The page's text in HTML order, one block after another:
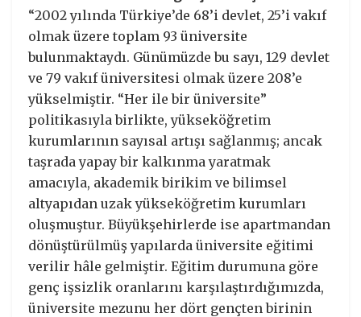
“2002 yılında Türkiye’de 68’i devlet, 25’i vakıf
olmak üzere toplam 93 üniversite
bulunmaktaydı. Günümüzde bu sayı, 129 devlet
ve 79 vakıf üniversitesi olmak üzere 208’e
yükselmiştir. “Her ile bir üniversite”
politikasıyla birlikte, yükseköğretim
kurumlarının sayısal artışı sağlanmış; ancak
taşrada yapay bir kalkınma yaratmak
amacıyla, akademik birikim ve bilimsel
altyapıdan uzak yükseköğretim kurumları
oluşmuştur. Büyükşehirlerde ise apartmandan
dönüştürülmüş yapılarda üniversite eğitimi
verilir hâle gelmiştir. Eğitim durumuna göre
genç işsizlik oranlarını karşılaştırdığımızda,
üniversite mezunu her dört gençten birinin